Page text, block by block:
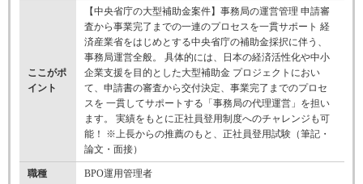
ここがポ
イント
【中央省庁の大型補助金案件】事務局の運営管理 申請審
査から事業完了までの一連のプロセスを一貫サポート 経
済産業省をはじめとする中央省庁の補助金採択に伴う、
事務局運営全般。 具体的には、日本の経済活性化や中小
企業支援を目的とした大型補助金 プロジェクトにおい
て、申請書の審査から交付決定、事業完了までのプロセ
スを 一貫してサポートする「事務局の代理運営」を担い
ます。 実績をもとに正社員登用制度へのチャレンジも可
能！ ※上長からの推薦のもと、正社員登用試験（筆記・
論文・面接）
職種 BPO運用管理者